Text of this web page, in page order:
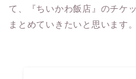
て、『ちいかわ飯店』のチケ
まとめていきたいと思います。